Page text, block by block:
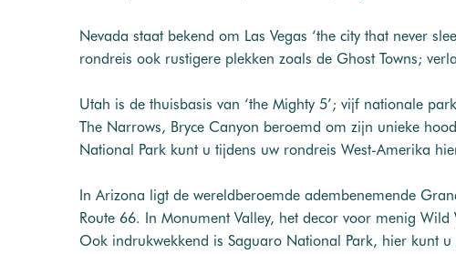
Nevada staat bekend om Las Vegas ‘the city that never
rondreis ook rustigere plekken zoals de Ghost Towns;
Utah is de thuisbasis van ‘the Mighty 5’; vijf nationale
The Narrows, Bryce Canyon beroemd om zijn unieke
National Park kunt u tijdens uw rondreis West-Amerika
In Arizona ligt de wereldberoemde adembenemende
Route 66. In Monument Valley, het decor voor menig
Ook indrukwekkend is Saguaro National Park, hier kunt